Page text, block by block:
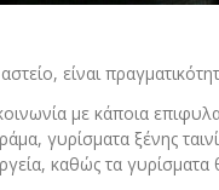
είναι
με κάποια
γυρίσματα ξένης
καθώς τα γυρίσματα